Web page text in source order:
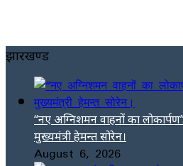
झारखण्ड
“नए अग्निशमन वाहनों का
मुख्यमंत्री हेमन्त सोरेन।
August 6, 2026